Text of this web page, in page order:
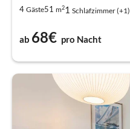
4 Gäste51 m21 Schlafzimmer (+1)
ab 68€ pro Nacht